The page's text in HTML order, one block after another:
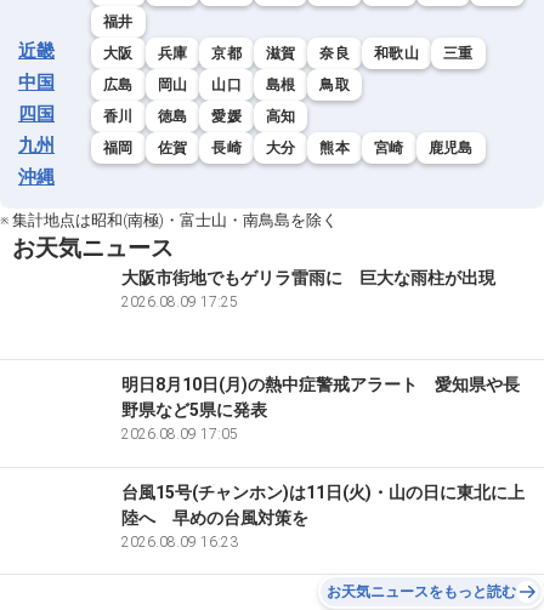
15:07
10 五十里
日光東町 29.7℃
12
栃木
土呂部
那須高原
14
福井
近畿 大阪 兵庫 京都 滋賀 奈良 和歌山 三重
中国 広島 岡山 山口 島根 鳥取
四国 香川 徳島 愛媛 高知
九州 福岡 佐賀 長崎 大分 熊本 宮崎 鹿児島
沖縄
※ 集計地点は昭和(南極)・富士山・南鳥島を除く
お天気ニュース
大阪市街地でもゲリラ雷雨に 巨大な雨柱が出現
2026.08.09 17:25
明日8月10日(月)の熱中症警戒アラート 愛知県や長
野県など5県に発表
2026.08.09 17:05
台風15号(チャンホン)は11日(火)・山の日に東北に上
陸へ 早めの台風対策を
2026.08.09 16:23
お天気ニュースをもっと読む